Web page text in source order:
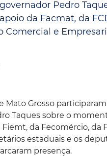
Proteção ao Crédito
Vante CRM
Pedro
da Facmat, da
e
Grosso
Taques sobre o
da Fecomércio, da
estaduais e os
presença.